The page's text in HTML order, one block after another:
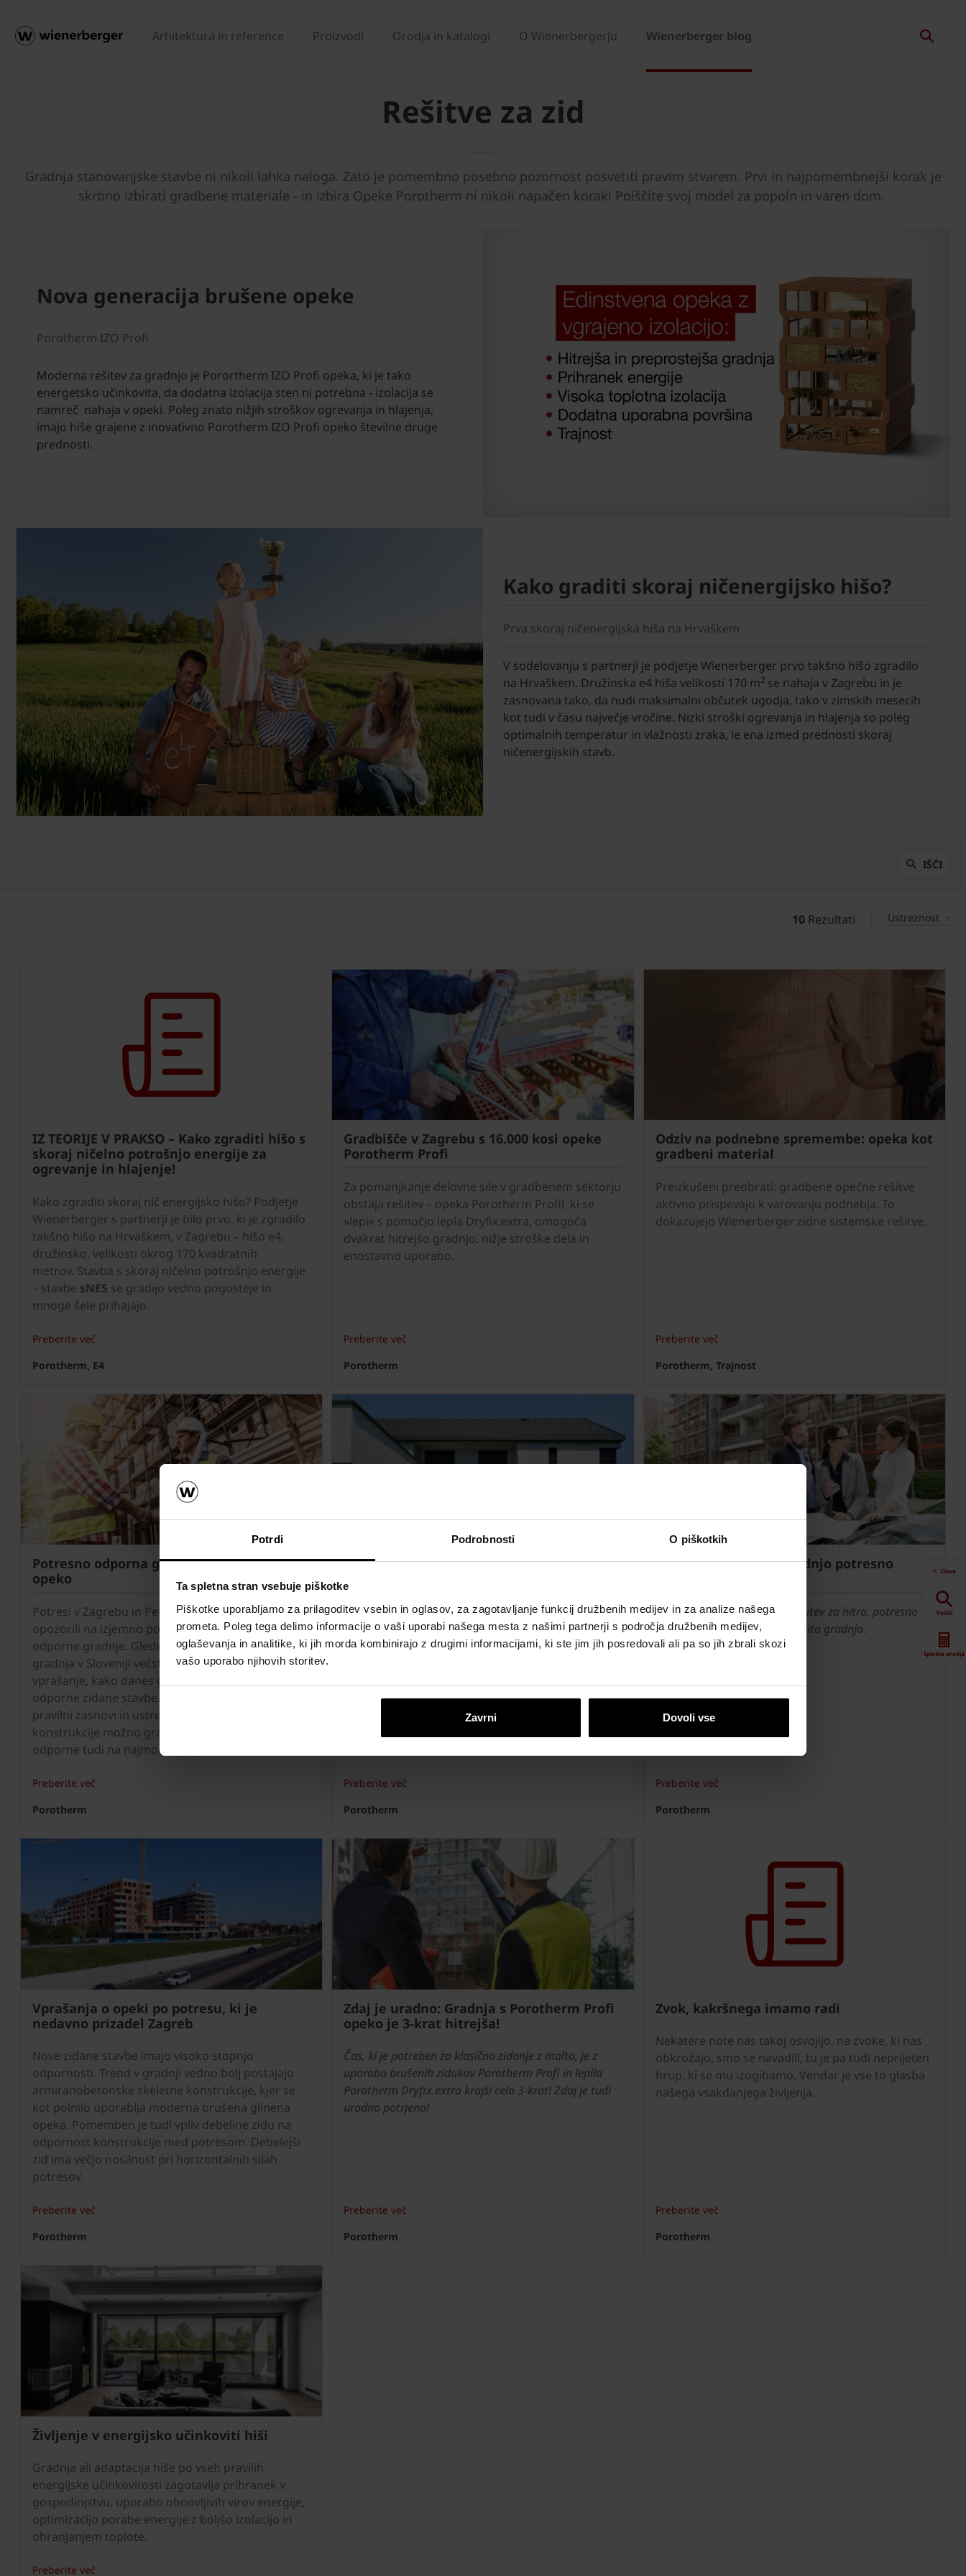
Potrdi Podrobnosti O piškotkih
Ta spletna stran vsebuje piškotke
Piškotke uporabljamo za prilagoditev vsebin in oglasov, za zagotavljanje funkcij družbenih medijev in za analize našega
prometa. Poleg tega delimo informacije o vaši uporabi našega mesta z našimi partnerji s področja družbenih medijev,
oglaševanja in analitike, ki jih morda kombinirajo z drugimi informacijami, ki ste jim jih posredovali ali pa so jih zbrali skozi
vašo uporabo njihovih storitev.
Zavrni Dovoli vse
Arhitektura in reference Proizvodi Orodja in katalogi O Wienerbergerju Wienerberger blog
Rešitve za zid
Gradnja stanovanjske stavbe ni nikoli lahka naloga. Zato je pomembno posebno pozornost posvetiti pravim stvarem. Prvi in najpomembnejši korak je
skrbno izbirati gradbene materiale - in izbira Opeke Porotherm ni nikoli napačen korak! Poiščite svoj model za popoln in varen dom.
Nova generacija brušene opeke
Porotherm IZO Profi
Moderna rešitev za gradnjo je Porortherm IZO Profi opeka, ki je tako
energetsko učinkovita, da dodatna izolacija sten ni potrebna - izolacija se
namreč nahaja v opeki. Poleg znato nižjih stroškov ogrevanja in hlajenja,
imajo hiše grajene z inovativno Porotherm IZO Profi opeko številne druge
prednosti.
Kako graditi skoraj ničenergijsko hišo?
Prva skoraj ničenergijska hiša na Hrvaškem
V sodelovanju s partnerji je podjetje Wienerberger prvo takšno hišo zgradilo
na Hrvaškem. Družinska e4 hiša velikosti 170 m2 se nahaja v Zagrebu in je
zasnovana tako, da nudi maksimalni občutek ugodja, tako v zimskih mesecih
kot tudi v času največje vročine. Nizki stroški ogrevanja in hlajenja so poleg
optimalnih temperatur in vlažnosti zraka, le ena izmed prednosti skoraj
ničenergijskih stavb.
IŠČI
10 Rezultati Ustreznost
IZ TEORIJE V PRAKSO – Kako zgraditi hišo s
skoraj ničelno potrošnjo energije za
ogrevanje in hlajenje!
Kako zgraditi skoraj nič energijsko hišo? Podjetje
Wienerberger s partnerji je bilo prvo, ki je zgradilo
takšno hišo na Hrvaškem, v Zagrebu – hišo e4,
družinsko, velikosti okrog 170 kvadratnih
metrov. Stavba s skoraj ničelno potrošnjo energije
– stavbe sNES se gradijo vedno pogosteje in
mnoge šele prihajajo.
Preberite več
Porotherm, E4
Gradbišče v Zagrebu s 16.000 kosi opeke
Porotherm Profi
Za pomanjkanje delovne sile v gradbenem sektorju
obstaja rešitev – opeka Porotherm Profil, ki se
»lepi« s pomočjo lepla Dryfix.extra, omogoča
dvakrat hitrejšo gradnjo, nižje stroške dela in
enostavno uporabo.
Preberite več
Porotherm
Odziv na podnebne spremembe: opeka kot
gradbeni material
Preizkušeni preobrati: gradbene opečne rešitve
aktivno prispevajo k varovanju podnebja. To
dokazujejo Wienerberger zidne sistemske rešitve.
Preberite več
Porotherm, Trajnost
Potresno odporna gradnja s sodobno
opeko
Potresi v Zagrebu in Petrinji so nas ponovno
opozorili na izjemno pomembnost potresno
odporne gradnje. Glede na to, da je opečna
gradnja v Sloveniji večstoletna tradicija se postavlja
vprašanje, kako danes graditi varne in potresno
odporne zidane stavbe. S stališča stroke je, ob
pravilni zasnovi in ustrezni robustnosti nosilne
konstrukcije možno graditi zidane stavbe, ki so
odporne tudi na najmočnejše potrese.
Preberite več
Porotherm
Protipotresna gradnja bo v prihodnjih
Nedavni potres v Zagrebu odprl nova vprašanja o
varnih načinih gradnje
Preberite več
Porotherm
Sodobne rešitve za gradnjo potresno
Obsežna analiza sodobnih rešitev za hitro, potresno
odporno in energijsko učinkovito gradnjo.
Preberite več
Porotherm
Vprašanja o opeki po potresu, ki je
nedavno prizadel Zagreb
Nove zidane stavbe imajo visoko stopnjo
odpornosti. Trend v gradnji vedno bolj postajajo
armiranobetonske skeletne konstrukcije, kjer se
kot polnilo uporablja moderna brušena glinena
opeka. Pomemben je tudi vpliv debeline zidu na
odpornost konstrukcije med potresom. Debelejši
zid ima večjo nosilnost pri horizontalnih silah
potresov.
Preberite več
Porotherm
Zdaj je uradno: Gradnja s Porotherm Profi
opeko je 3-krat hitrejša!
Čas, ki je potreben za klasično zidanje z malto, je z
uporabo brušenih zidakov Porotherm Profi in lepila
Porotherm Dryfix.extra krajši celo 3-krat! Zdaj je tudi
uradno potrjeno!
Preberite več
Porotherm
Zvok, kakršnega imamo radi
Nekatere note nas takoj osvojijo, na zvoke, ki nas
obkrožajo, smo se navadili, tu je pa tudi neprijeten
hrup, ki se mu izogibamo. Vendar je vse to glasba
našega vsakdanjega življenja.
Preberite več
Porotherm
Življenje v energijsko učinkoviti hiši
Gradnja ali adaptacija hiše po vseh pravilih
energijske učinkovitosti zagotavlja prihranek v
gospodinjstvu, uporabo obnovljivih virov energije,
optimizacijo porabe energije z boljšo izolacijo in
ohranjanjem toplote.
Preberite več
Close
Poišči
Spletna orodja